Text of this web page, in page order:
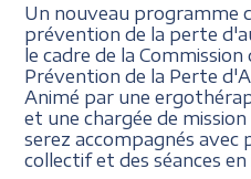
Un nouveau programme
prévention de la perte
le cadre de la Commission
Prévention de la Perte
Animé par une
et une chargée de
serez accompagnés avec
collectif et des séances en